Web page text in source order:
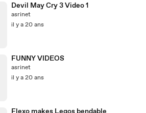
Devil May Cry 3 Video 1
asrinet
il y a 20 ans
FUNNY VIDEOS
asrinet
il y a 20 ans